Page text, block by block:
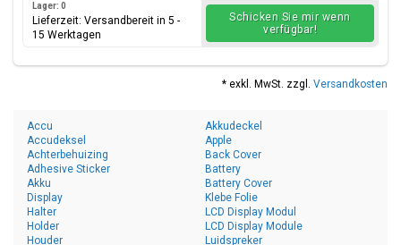
Lager: 0
Lieferzeit: Versandbereit in 5 -
15 Werktagen
Schicken Sie mir wenn
verfügbar!
* exkl. MwSt. zzgl. Versandkosten
Accu
Accudeksel
Achterbehuizing
Adhesive Sticker
Akku
Akkudeckel
Apple
Back Cover
Battery
Battery Cover
Display
Halter
Holder
Houder
Klebe Folie
LCD Display Modul
LCD Display Module
Luidspreker